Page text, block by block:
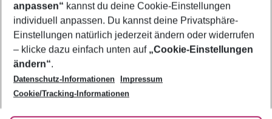
Footer
Footer navigation
Über uns
AGB
Bestpreisgarantie
Cookie-Einstellungen ändern
Cookie-Richtlinie
Agenturbetreuung
Barrierefreies Reisen
Folge uns
anpassen“ kannst du deine Cookie-Einstellungen
individuell anpassen. Du kannst deine Privatsphäre-
Einstellungen natürlich jederzeit ändern oder widerrufen
– klicke dazu einfach unten auf „Cookie-Einstellungen
ändern“.
Datenschutz-Informationen
Impressum
Cookie/Tracking-Informationen